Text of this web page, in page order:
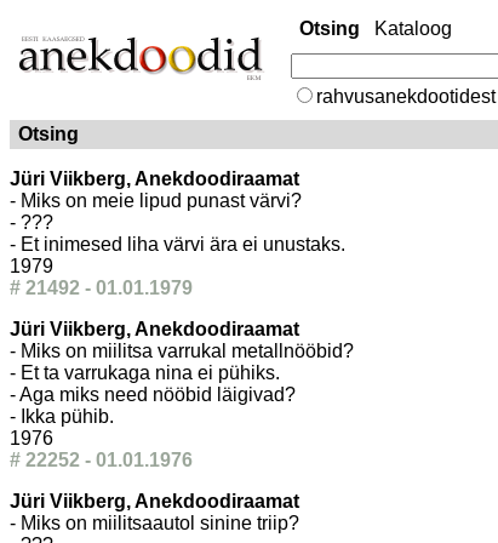
Otsing
Kataloog
rahvusanekdootidest
Otsing
Jüri Viikberg, Anekdoodiraamat
- Miks on meie lipud punast värvi?
- ???
- Et inimesed liha värvi ära ei unustaks.
1979
# 21492 - 01.01.1979
Jüri Viikberg, Anekdoodiraamat
- Miks on miilitsa varrukal metallnööbid?
- Et ta varrukaga nina ei pühiks.
- Aga miks need nööbid läigivad?
- Ikka pühib.
1976
# 22252 - 01.01.1976
Jüri Viikberg, Anekdoodiraamat
- Miks on miilitsaautol sinine triip?